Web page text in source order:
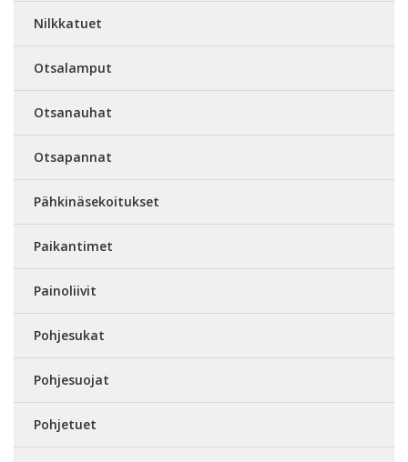
Nilkkatuet
Otsalamput
Otsanauhat
Otsapannat
Pähkinäsekoitukset
Paikantimet
Painoliivit
Pohjesukat
Pohjesuojat
Pohjetuet